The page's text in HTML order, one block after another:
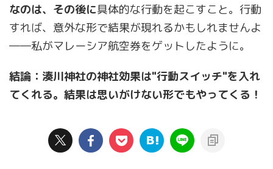
なのは、その後に具体的な行動を起こすこと。行動
すれば、意外な形で結果が現れるかもしれませんよ
――私がマレーシア航空券をゲットしたように。
結論：湊川神社の神社効果は"行動スイッチ"を入れ
てくれる。結果は思いがけない形でもやってくる！